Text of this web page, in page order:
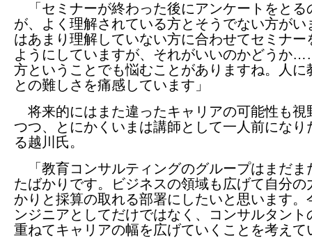
「セミナーが終わった後にアンケートをとる
が、よく理解されている方とそうでない方がい
はあまり理解していない方に合わせてセミナー
ようにしていますが、それがいいのかどうか
方ということでも悩むことがありますね。人に
との難しさを痛感しています」
将来的にはまた違ったキャリアの可能性も視
つつ、とにかくいまは講師として一人前になり
る越川氏。
「教育コンサルティングのグループはまだま
たばかりです。ビジネスの領域も広げて自分の
かりと採算の取れる部署にしたいと思います。
ンジニアとしてだけではなく、コンサルタント
重ねてキャリアの幅を広げていくことを考えて